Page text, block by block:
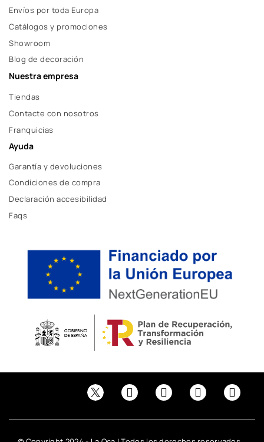
Envíos por toda Europa
Catálogos y promociones
Showroom
Blog de decoración
Nuestra empresa
Tiendas
Contacte con nosotros
Franquicias
Ayuda
Garantía y devoluciones
Condiciones de compra
Declaración accesibilidad
Faqs